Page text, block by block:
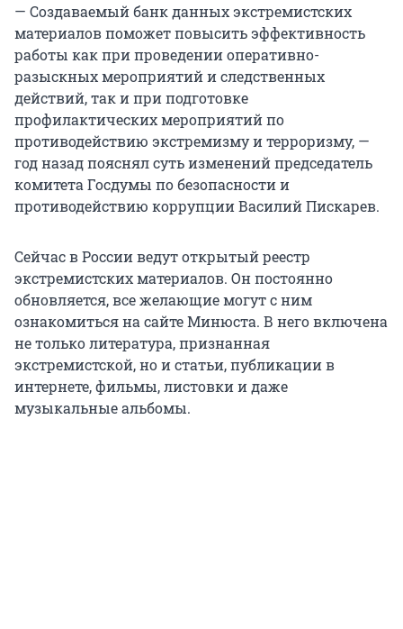
— Создаваемый банк данных экстремистских
материалов поможет повысить эффективность
работы как при проведении оперативно-
разыскных мероприятий и следственных
действий, так и при подготовке
профилактических мероприятий по
противодействию экстремизму и терроризму, —
год назад пояснял суть изменений председатель
комитета Госдумы по безопасности и
противодействию коррупции Василий Пискарев.
Сейчас в России ведут открытый реестр
экстремистских материалов. Он постоянно
обновляется, все желающие могут с ним
ознакомиться на сайте Минюста. В него включена
не только литература, признанная
экстремистской, но и статьи, публикации в
интернете, фильмы, листовки и даже
музыкальные альбомы.